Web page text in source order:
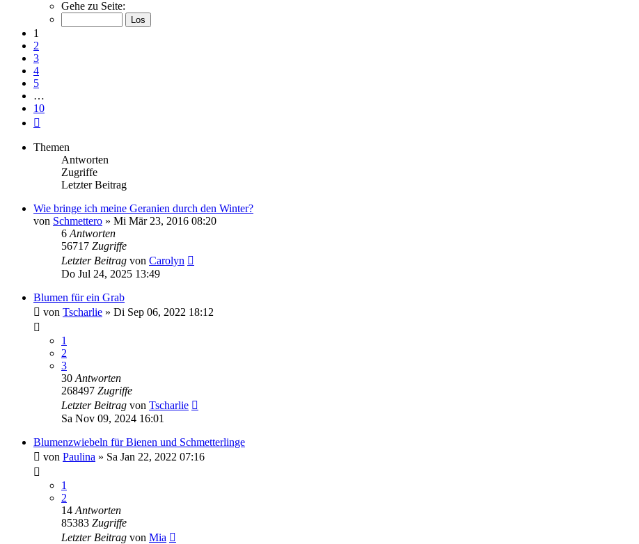
von
Gehe zu Seite:
1
2
3
4
5
…
10
Themen
Antworten
Zugriffe
Letzter Beitrag
Wie bringe ich meine Geranien durch den Winter?
von Schmettero » Mi Mär 23, 2016 08:20
6 Antworten
56717 Zugriffe
Letzter Beitrag von Carolyn
Do Jul 24, 2025 13:49
Blumen für ein Grab
von Tscharlie » Di Sep 06, 2022 18:12
1
2
3
30 Antworten
268497 Zugriffe
Letzter Beitrag von Tscharlie
Sa Nov 09, 2024 16:01
Blumenzwiebeln für Bienen und Schmetterlinge
von Paulina » Sa Jan 22, 2022 07:16
1
2
14 Antworten
85383 Zugriffe
Letzter Beitrag von Mia